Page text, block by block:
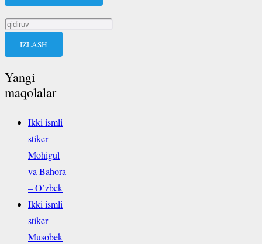
Qidirshish:
Yangi
maqolalar
Ikki ismli
stiker
Mohigul
va Bahora
– O’zbek
Ikki ismli
stiker
Musobek